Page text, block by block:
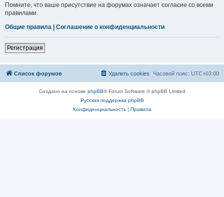
Помните, что ваше присутствие на форумах означает согласие со всеми
правилами.
Общие правила | Соглашение о конфиденциальности
Регистрация
Список форумов Часовой пояс: UTC+03:00
Удалить cookies
Создано на основе phpBB® Forum Software © phpBB Limited
Русская поддержка phpBB
Конфиденциальность| Правила